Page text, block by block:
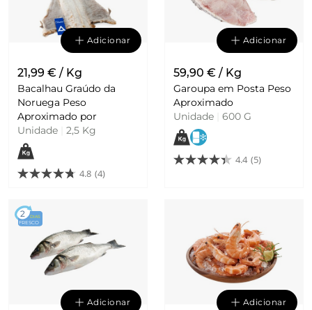
Adicionar
21,99 € / Kg
Bacalhau Graúdo da
Noruega Peso
Aproximado por
Unidade
2,5 Kg
4.8 (4)
Adicionar
59,90 € / Kg
Garoupa em Posta Peso
Aproximado
Unidade
600 G
4.4 (5)
2 DIAS
FRESCO
Adicionar Adicionar